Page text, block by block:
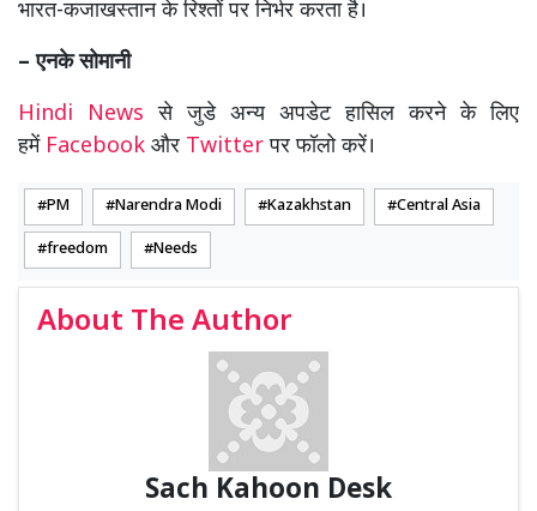
भारत-कजाखस्तान के रिश्तों पर निर्भर करता है।
– एनके सोमानी
Hindi Newsसे जुडे अन्य अपडेट हासिल करने के लिए
हमें Facebook और Twitterपर फॉलो करें।
PM Narendra Modi Kazakhstan Central Asia
freedom Needs
About The Author
Sach Kahoon Desk